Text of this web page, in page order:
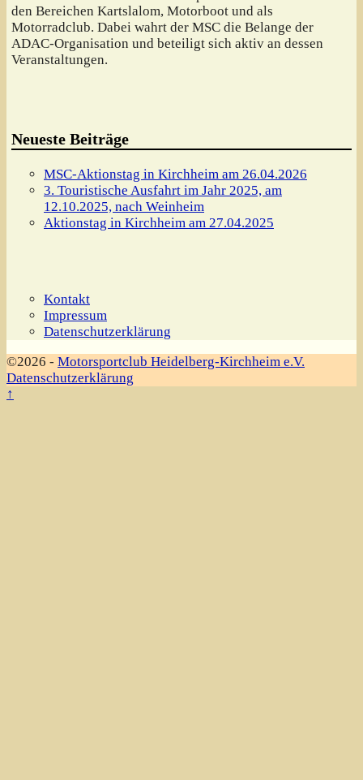
den Bereichen Kartslalom, Motorboot und als
Motorradclub. Dabei wahrt der MSC die Belange der
ADAC-Organisation und beteiligt sich aktiv an dessen
Veranstaltungen.
Neueste Beiträge
MSC-Aktionstag in Kirchheim am 26.04.2026
3. Touristische Ausfahrt im Jahr 2025, am
12.10.2025, nach Weinheim
Aktionstag in Kirchheim am 27.04.2025
Kontakt
Impressum
Datenschutzerklärung
©2026 - Motorsportclub Heidelberg-Kirchheim e.V.
Datenschutzerklärung
↑